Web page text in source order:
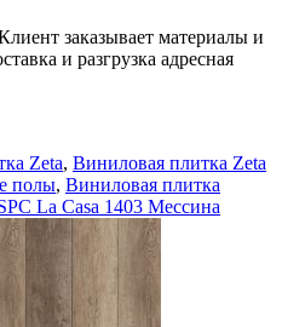
заказывает материалы и
и разгрузка адресная
Zeta, Виниловая плитка Zeta
полы, Виниловая плитка
La Casa 1403 Мессина